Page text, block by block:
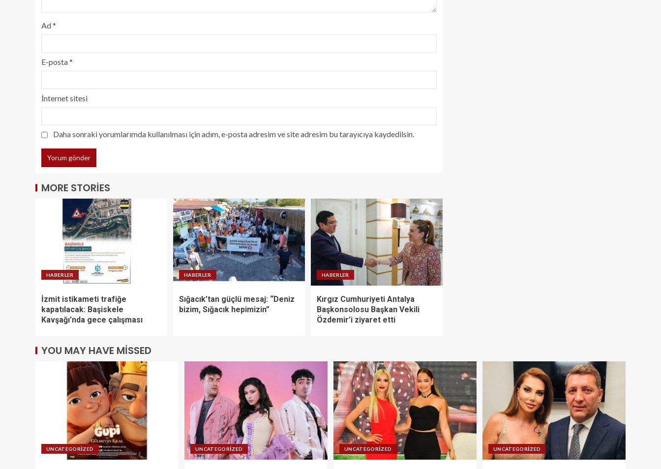
Ad*
E-posta*
İnternet sitesi
Daha sonraki yorumlarımda kullanılması için adım, e-posta adresim ve site adresim bu tarayıcıya kaydedilsin.
MORE STORIES
HABERLER
İzmit istikameti trafiğe
kapatılacak: Başiskele
Kavşağı’nda gece çalışması
HABERLER
Sığacık’tan güçlü mesaj: “Deniz
bizim, Sığacık hepimizin”
HABERLER
Kırgız Cumhuriyeti Antalya
Başkonsolosu Başkan Vekili
Özdemir’i ziyaret etti
YOU MAY HAVE MISSED
UNCATEGORIZED UNCATEGORIZED UNCATEGORIZED UNCATEGORIZED